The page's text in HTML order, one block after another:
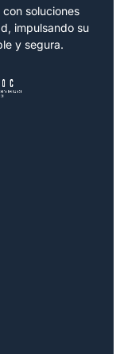
soluciones
impulsando su
y segura.